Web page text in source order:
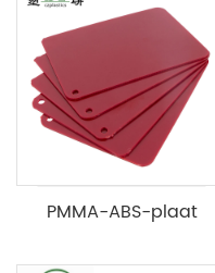
PMMA-ABS-plaat